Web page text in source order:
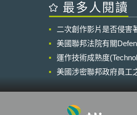
最多人閱讀
二次創作影片是否侵害
美國聯邦法院有關
運作技術成熟度
美國涉密聯邦政府員工